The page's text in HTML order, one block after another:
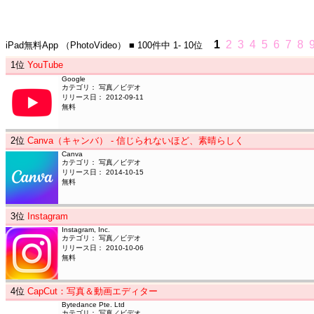
iPad無料App （PhotoVideo） ■ 100件中 1- 10位 1 2 3 4 5 6 7 8
1位 YouTube
Google
カテゴリ： 写真／ビデオ
リリース日： 2012-09-11
無料
2位 Canva（キャンバ） - 信じられないほど、素晴らしく
Canva
カテゴリ： 写真／ビデオ
リリース日： 2014-10-15
無料
3位 Instagram
Instagram, Inc.
カテゴリ： 写真／ビデオ
リリース日： 2010-10-06
無料
4位 CapCut：写真＆動画エディター
Bytedance Pte. Ltd